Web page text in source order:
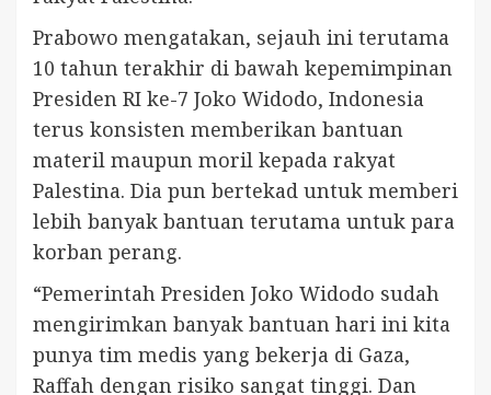
Prabowo mengatakan, sejauh ini terutama
10 tahun terakhir di bawah kepemimpinan
Presiden RI ke-7 Joko Widodo, Indonesia
terus konsisten memberikan bantuan
materil maupun moril kepada rakyat
Palestina. Dia pun bertekad untuk memberi
lebih banyak bantuan terutama untuk para
korban perang.
“Pemerintah Presiden Joko Widodo sudah
mengirimkan banyak bantuan hari ini kita
punya tim medis yang bekerja di Gaza,
Raffah dengan risiko sangat tinggi. Dan